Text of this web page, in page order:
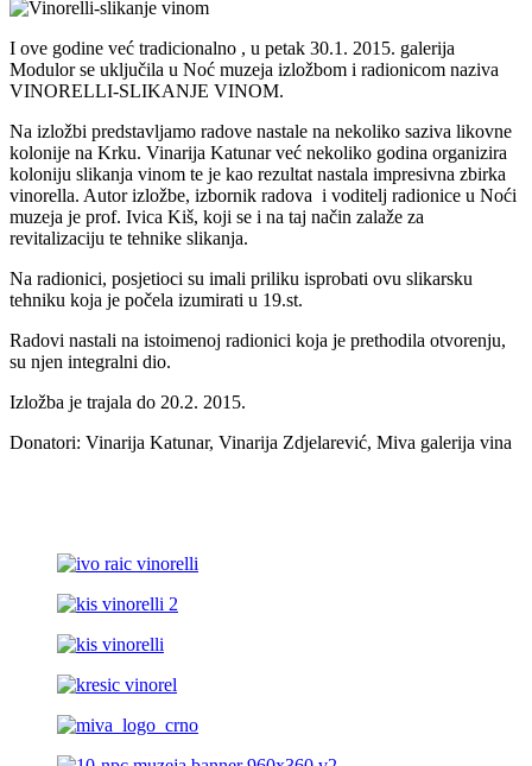
I ove godine već tradicionalno , u petak 30.1. 2015. galerija
Modulor se uključila u Noć muzeja izložbom i radionicom naziva
VINORELLI-SLIKANJE VINOM.
Na izložbi predstavljamo radove nastale na nekoliko saziva likovne
kolonije na Krku. Vinarija Katunar već nekoliko godina organizira
koloniju slikanja vinom te je kao rezultat nastala impresivna zbirka
vinorella. Autor izložbe, izbornik radova i voditelj radionice u Noći
muzeja je prof. Ivica Kiš, koji se i na taj način zalaže za
revitalizaciju te tehnike slikanja.
Na radionici, posjetioci su imali priliku isprobati ovu slikarsku
tehniku koja je počela izumirati u 19.st.
Radovi nastali na istoimenoj radionici koja je prethodila otvorenju,
su njen integralni dio.
Izložba je trajala do 20.2. 2015.
Donatori: Vinarija Katunar, Vinarija Zdjelarević, Miva galerija vina